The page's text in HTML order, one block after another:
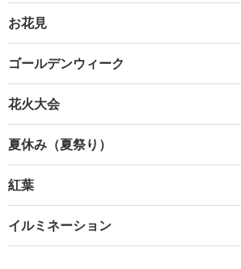
お花見
ゴールデンウィーク
花火大会
夏休み（夏祭り）
紅葉
イルミネーション